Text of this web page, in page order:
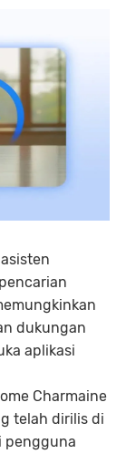
dukungan
aplikasi
Charmaine
telah dirilis di
pengguna